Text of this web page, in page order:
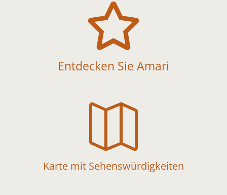

Entdecken Sie Amari

Karte mit Sehenswürdigkeiten